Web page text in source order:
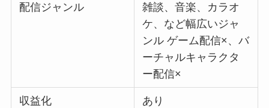
配信ジャンル
雑談、音楽、カラオ
ケ、など幅広いジャ
ンル ゲーム配信×、バ
ーチャルキャラクタ
ー配信×
収益化 あり